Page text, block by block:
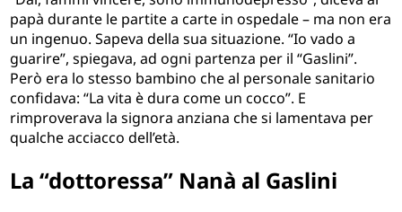
papà durante le partite a carte in ospedale – ma non era
un ingenuo. Sapeva della sua situazione. “Io vado a
guarire”, spiegava, ad ogni partenza per il “Gaslini”.
Però era lo stesso bambino che al personale sanitario
confidava: “La vita è dura come un cocco”. E
rimproverava la signora anziana che si lamentava per
qualche acciacco dell’età.
La “dottoressa” Nanà al Gaslini